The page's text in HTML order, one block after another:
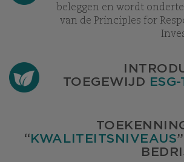
beleggen en wordt
van de Principles for
TOEGEWIJD
“ KWALITEITSNIVEAUS